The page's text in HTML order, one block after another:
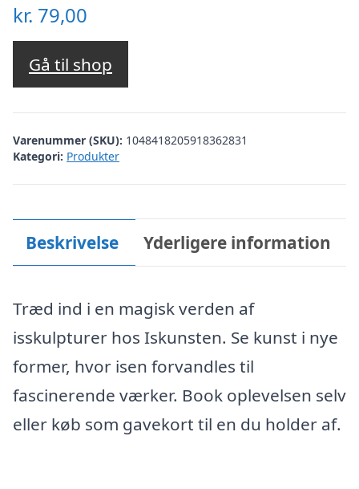
kr. 79,00
Gå til shop
Varenummer (SKU): 1048418205918362831
Kategori: Produkter
Beskrivelse Yderligere information
Træd ind i en magisk verden af
isskulpturer hos Iskunsten. Se kunst i nye
former, hvor isen forvandles til
fascinerende værker. Book oplevelsen selv
eller køb som gavekort til en du holder af.